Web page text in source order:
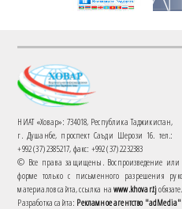
НИАТ «Ховар»: 734018, Республика Таджикистан,
г. Душанбе, проспект Саъди Шерози 16. тел.:
+992 (37) 2385217, факс: +992 (37) 2232383
© Все права защищены. Воспроизведение или
форме только с письменного разрешения
материалов сайта, ссылка наwww.khovar.tj
Разработка сайта: Рекламное агентство "adMedia"